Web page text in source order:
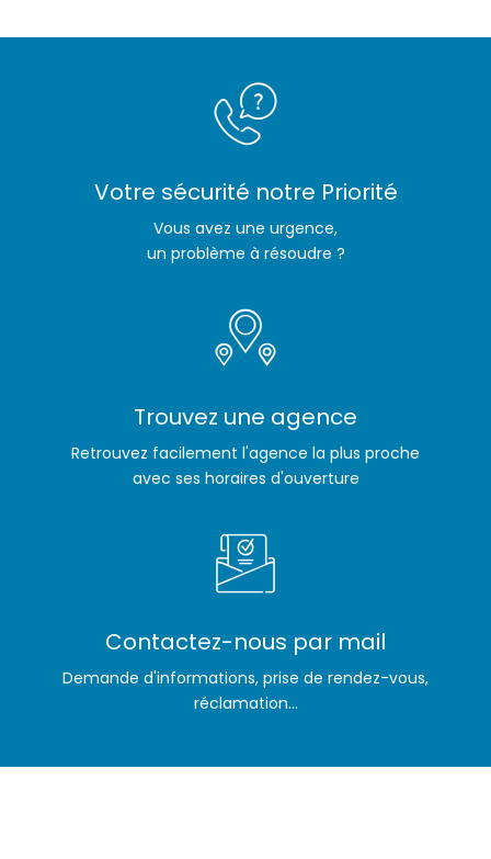
Votre sécurité notre Priorité
Vous avez une urgence,
un problème à résoudre ?
Trouvez une agence
Retrouvez facilement l'agence la plus proche
avec ses horaires d'ouverture
Contactez-nous par mail
Demande d'informations, prise de rendez-vous,
réclamation...